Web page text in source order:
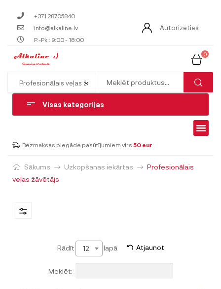
+371 28705840
info@alkaline.lv
P.-Pk.: 9:00 - 18:00
Autorizēties
0
Visas kategorijas
Bezmaksas piegāde pasūtījumiem virs 50 eur
Sākums Uzkopšanas iekārtas
Profesionālais
veļas žāvētājs
Rādīt 12 lapā Atjaunot
Meklēt: